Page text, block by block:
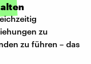
zu
zu führen – das